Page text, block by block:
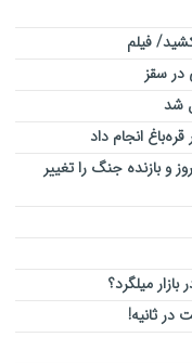
فیلم
سقز
انجام داد
و بازنده جنگ را تغییر
میلگرد؟